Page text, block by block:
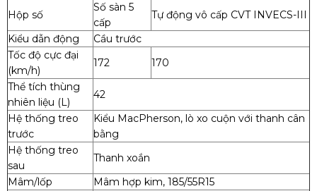
Hộp số
Số sàn 5
cấp
Tự động vô cấp CVT INVECS-III
Kiểu dẫn động
Cầu trước
Tốc độ cực đại
(km/h)
172
170
Thể tích thùng
nhiên liệu (L)
42
Hệ thống treo
trước
Kiểu MacPherson, lò xo cuộn với thanh cân
bằng
Hệ thống treo
sau
Thanh xoắn
Mâm/lốp
Mâm hợp kim, 185/55R15